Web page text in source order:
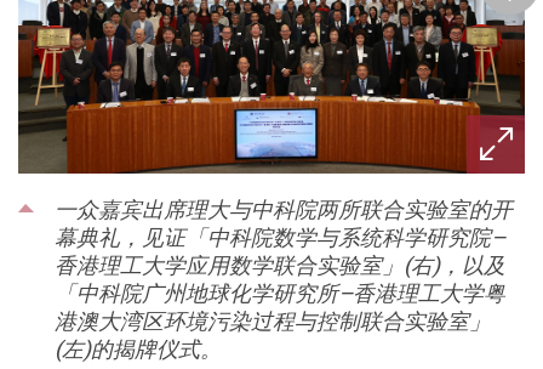
一众嘉宾出席理大与中科院两所联合实验室的开
幕典礼，见证「中科院数学与系统科学研究院–
香港理工大学应用数学联合实验室」(右)，以及
「中科院广州地球化学研究所–香港理工大学粤
港澳大湾区环境污染过程与控制联合实验室」
(左)的揭牌仪式。